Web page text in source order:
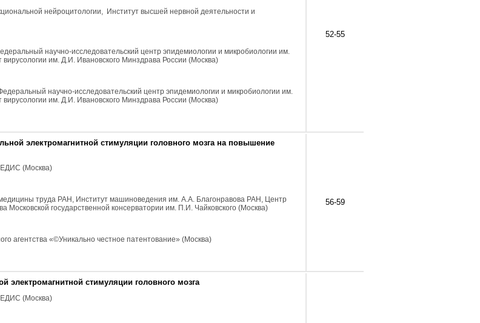
нейроцитологии, Институт высшей нервной деятельности и
научно-исследовательский центр эпидемиологии и микробиологии им.
им. Д.И. Ивановского Минздрава России (Москва)
научно-исследовательский центр эпидемиологии и микробиологии им.
им. Д.И. Ивановского Минздрава России (Москва)
52-55
электромагнитной стимуляции головного мозга на повышение
(Москва)
медицины труда РАН, Институт машиноведения им. А.А. Благонравова РАН, Центр
государственной консерватории им. П.И. Чайковского (Москва)
агентства «©Уникально честное патентование» (Москва)
56-59
электромагнитной стимуляции головного мозга
(Москва)